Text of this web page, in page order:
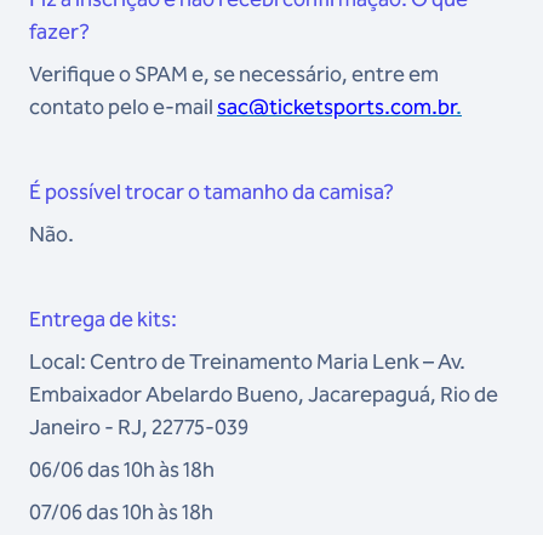
fazer?
Verifique o SPAM e, se necessário, entre em
contato pelo e-mailsac@ticketsports.com.br.
É possível trocar o tamanho da camisa?
Não.
Entrega de kits:
Local: Centro de Treinamento Maria Lenk – Av.
Embaixador Abelardo Bueno, Jacarepaguá, Rio de
Janeiro - RJ, 22775-039
06/06 das 10h às 18h
07/06 das 10h às 18h